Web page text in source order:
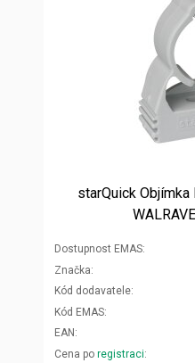
starQuick
Dostupnost EMAS
Značka
Kód dodavatele
Kód EMAS
EAN
Cena po registraci